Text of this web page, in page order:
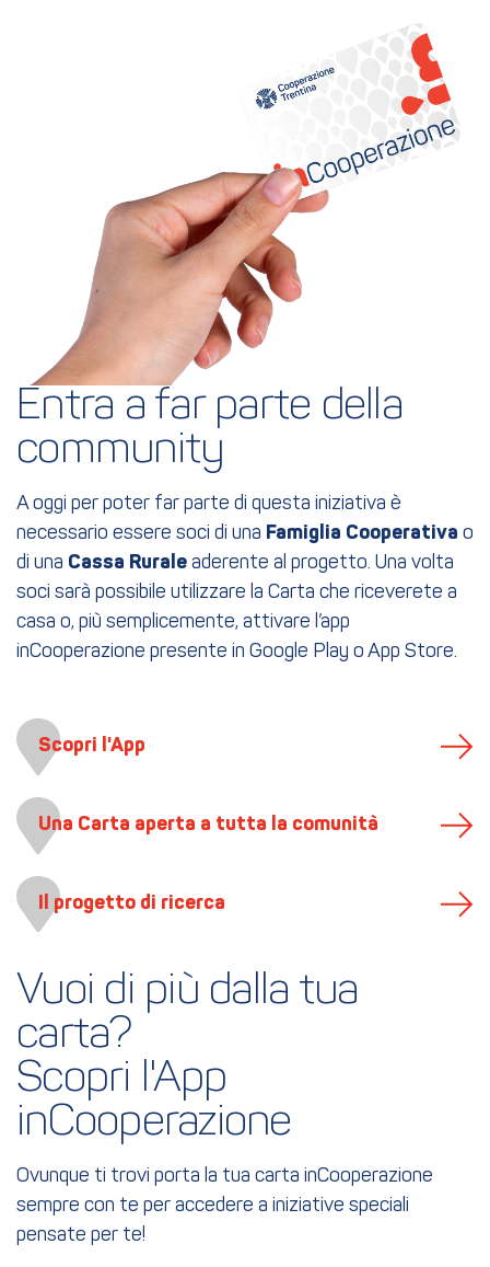
Entra a far parte della
community
A oggi per poter far parte di questa iniziativa è
necessario essere soci di una Famiglia Cooperativa o
di una Cassa Rurale aderente al progetto. Una volta
soci sarà possibile utilizzare la Carta che riceverete a
casa o, più semplicemente, attivare l’app
inCooperazione presente in Google Play o App Store.
Scopri l'App
Una Carta aperta a tutta la comunità
Il progetto di ricerca
Vuoi di più dalla tua
carta?
Scopri l'App
inCooperazione
Ovunque ti trovi porta la tua carta inCooperazione
sempre con te per accedere a iniziative speciali
pensate per te!